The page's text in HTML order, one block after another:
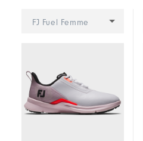
FJ Fuel Femme